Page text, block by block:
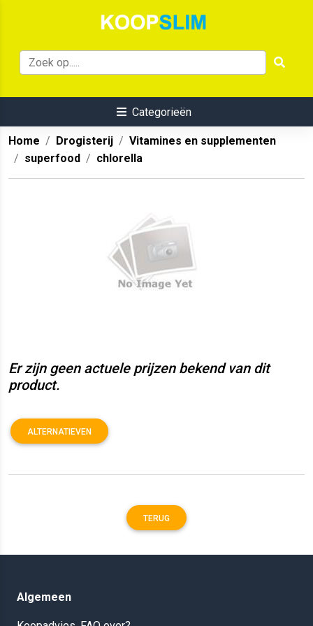
Categorieën
Home Drogisterij
Vitamines en supplementen
superfood
chlorella
Er zijn geen actuele prijzen bekend van dit
product.
ALTERNATIEVEN
TERUG
Algemeen